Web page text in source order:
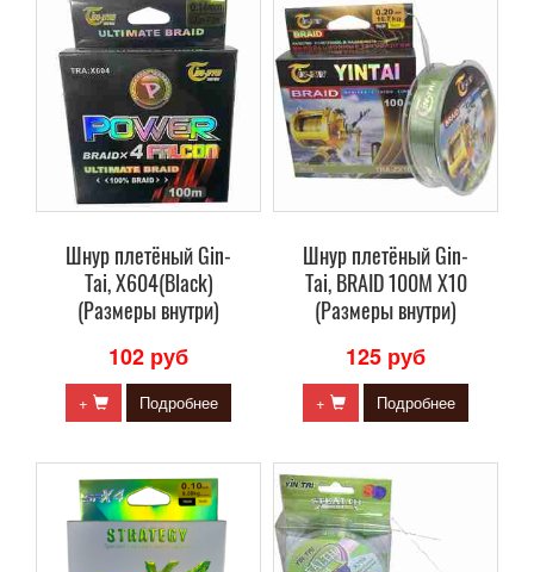
Шнур плетёный Gin-
Tai, X604(Black)
(Размеры внутри)
102 руб
+ Подробнее
Шнур плетёный Gin-
Tai, BRAID 100M X10
(Размеры внутри)
125 руб
+ Подробнее